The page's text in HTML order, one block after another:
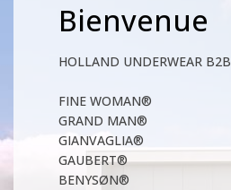
Bienvenue
HOLLAND UNDERWEAR B2B
FINE WOMAN®
GRAND MAN®
GIANVAGLIA®
GAUBERT®
BENYSØN®